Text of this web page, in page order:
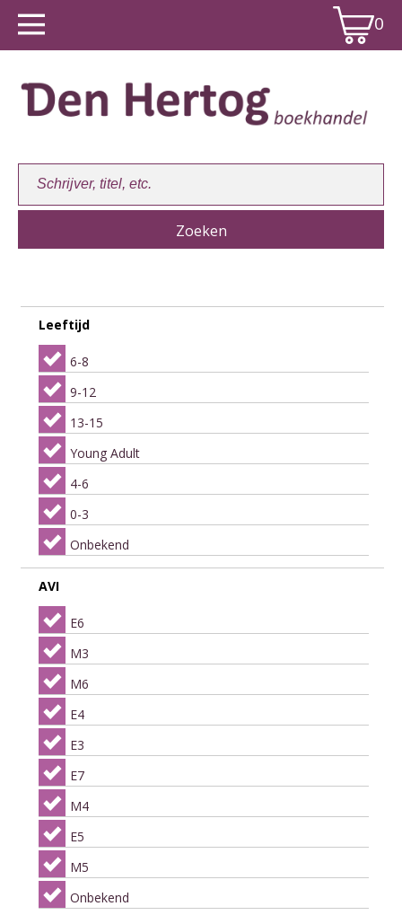
0
Winkelwagen:0
Leeftijd
6-8
9-12
13-15
Young Adult
4-6
0-3
Onbekend
AVI
E6
M3
M6
E4
E3
E7
M4
E5
M5
Onbekend